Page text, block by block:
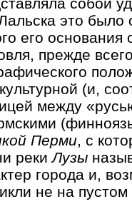
это было
его
прежде
(и,
между
Перми, с
рекиЛузы
города и,
не на